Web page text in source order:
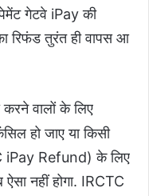
गेटवे iPay की
तुरंत ही वापस आ
करने वालों के लिए
हो जाए या किसी
iPay Refund) के लिए
नहीं होगा. IRCTC